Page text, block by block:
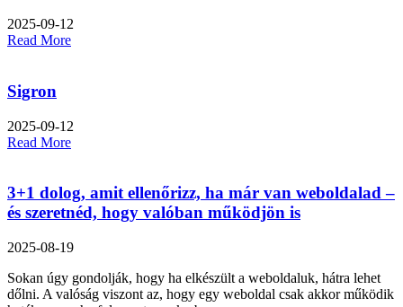
2025-09-12
Read More
Sigron
2025-09-12
Read More
3+1 dolog, amit ellenőrizz, ha már van weboldalad –
és szeretnéd, hogy valóban működjön is
2025-08-19
Sokan úgy gondolják, hogy ha elkészült a weboldaluk, hátra lehet
dőlni. A valóság viszont az, hogy egy weboldal csak akkor működik